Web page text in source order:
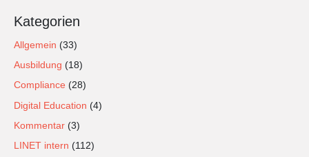
Kategorien
Allgemein (33)
Ausbildung (18)
Compliance (28)
Digital Education (4)
Kommentar (3)
LINET intern (112)